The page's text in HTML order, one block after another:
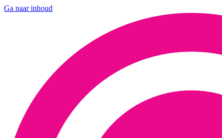
Ga naar inhoud